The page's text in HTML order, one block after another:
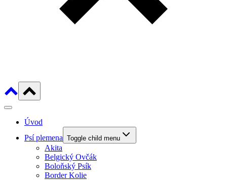
Úvod
Psí plemena Toggle child menu
Akita
Belgický Ovčák
Boloňský Psík
Border Kolie